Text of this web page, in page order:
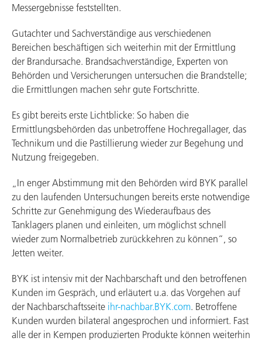
Messergebnisse feststellten.
Gutachter und Sachverständige aus verschiedenen
Bereichen beschäftigen sich weiterhin mit der Ermittlung
der Brandursache. Brandsachverständige, Experten von
Behörden und Versicherungen untersuchen die Brandstelle;
die Ermittlungen machen sehr gute Fortschritte.
Es gibt bereits erste Lichtblicke: So haben die
Ermittlungsbehörden das unbetroffene Hochregallager, das
Technikum und die Pastillierung wieder zur Begehung und
Nutzung freigegeben.
„In enger Abstimmung mit den Behörden wird BYK parallel
zu den laufenden Untersuchungen bereits erste notwendige
Schritte zur Genehmigung des Wiederaufbaus des
Tanklagers planen und einleiten, um möglichst schnell
wieder zum Normalbetrieb zurückkehren zu können“, so
Jetten weiter.
BYK ist intensiv mit der Nachbarschaft und den betroffenen
Kunden im Gespräch, und erläutert u.a. das Vorgehen auf
der Nachbarschaftsseite ihr-nachbar.BYK.com. Betroffene
Kunden wurden bilateral angesprochen und informiert. Fast
alle der in Kempen produzierten Produkte können weiterhin